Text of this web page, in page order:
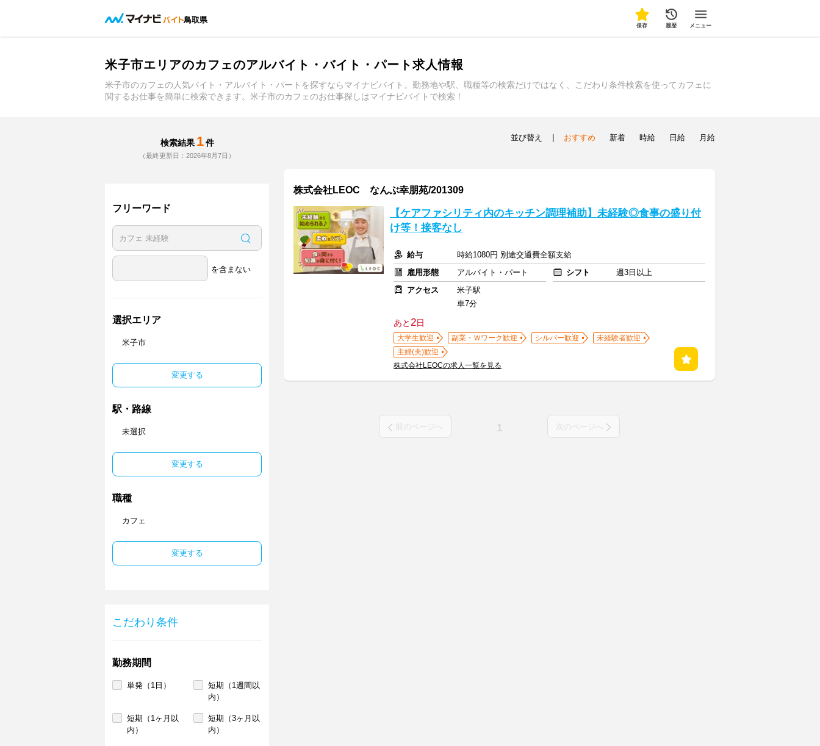
鳥取県
保存 履歴 メニュー
米子市エリアのカフェのアルバイト・バイト・パート求人情報
米子市のカフェの人気バイト・アルバイト・パートを探すならマイナビバイト。勤務地や駅、職種等の検索だけではなく、こだわり条件検索を使ってカフェに
関するお仕事を簡単に検索できます。米子市のカフェのお仕事探しはマイナビバイトで検索！
検索結果 1 件
（最終更新日：2026年8月7日）
フリーワード
を含まない
選択エリア
米子市
変更する
駅・路線
未選択
変更する
職種
カフェ
変更する
こだわり条件
勤務期間
単発（1日）
短期（1週間以
内）
短期（1ヶ月以
内）
短期（3ヶ月以
内）
並び替え おすすめ 新着 時給 日給 月給
株式会社LEOC なんぶ幸朋苑/201309
【ケアファシリティ内のキッチン調理補助】未経験◎食事の盛り付
け等！接客なし
給与
時給1080円 別途交通費全額支給
雇用形態
アルバイト・パート シフト
週3日以上
アクセス
米子駅
車7分
あと2日
大学生歓迎 副業・Ｗワーク歓迎 シルバー歓迎
未経験者歓迎
主婦(夫)歓迎
株式会社LEOCの求人一覧を見る
前のページへ 1 次のページへ